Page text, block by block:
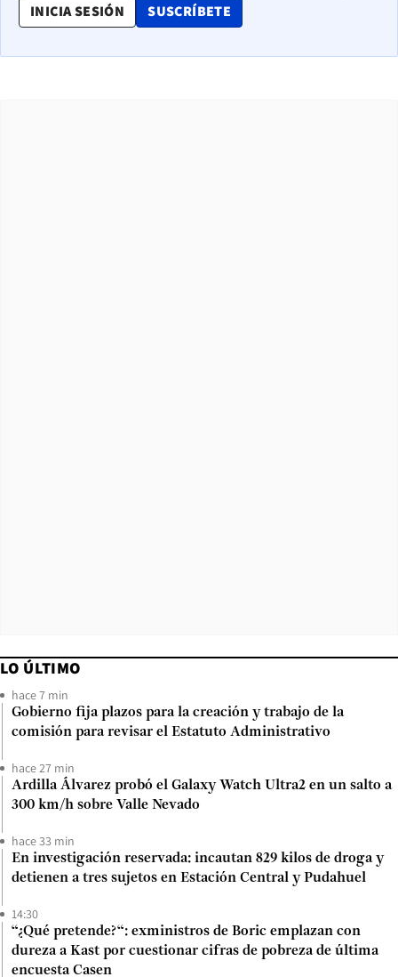
INICIA SESIÓN SUSCRÍBETE
OPENS IN NEW WINDOW
LO ÚLTIMO
hace 7 min
Gobierno fija plazos para la creación y trabajo de la
comisión para revisar el Estatuto Administrativo
hace 27 min
Ardilla Álvarez probó el Galaxy Watch Ultra2 en un salto a
300 km/h sobre Valle Nevado
hace 33 min
En investigación reservada: incautan 829 kilos de droga y
detienen a tres sujetos en Estación Central y Pudahuel
14:30
“¿Qué pretende?“: exministros de Boric emplazan con
dureza a Kast por cuestionar cifras de pobreza de última
encuesta Casen